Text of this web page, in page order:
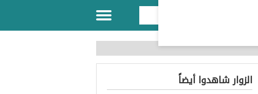
الزوار شاهدوا أيضاً